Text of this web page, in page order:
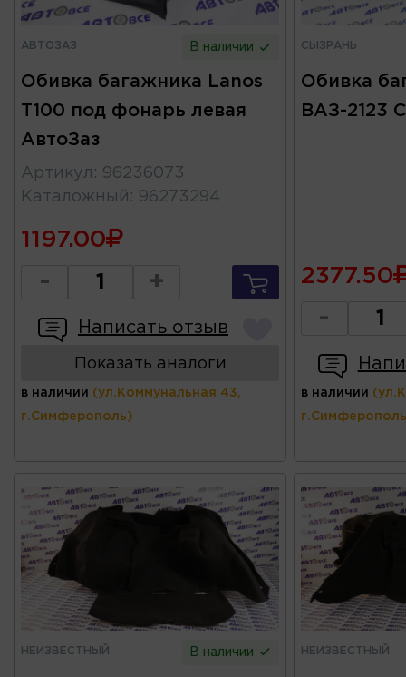
АВТОЗАЗ В наличии
Обивка багажника Lanos
T100 под фонарь левая
АвтоЗаз
Артикул : 96236073
Каталожный : 96273294
1197.00
- +
Написать отзыв
Показать аналоги
в наличии (ул.Коммунальная 43,
г.Симферополь)
СЫЗРАНЬ
Обивка
ВАЗ-2123
2377.50
-
в наличии
НЕИЗВЕСТНЫЙ В наличии НЕИЗВЕСТНЫЙ